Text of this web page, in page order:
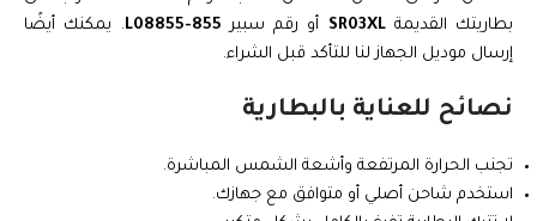
بطاريتك القديمةSR03XL أو رقم سبير L08855-855. يمكنك أيضًا
إرسال موديل الجهاز لنا للتأكد قبل الشراء.
نصائح للعناية بالبطارية
تجنب الحرارة المرتفعة وأشعة الشمس المباشرة.
استخدم شاحن أصلي أو متوافق مع جهازك.